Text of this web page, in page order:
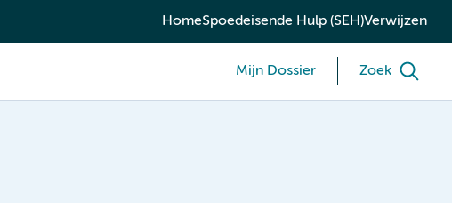
HomeSpoedeisende Hulp (SEH)Verwijzen
Mijn Dossier Zoek